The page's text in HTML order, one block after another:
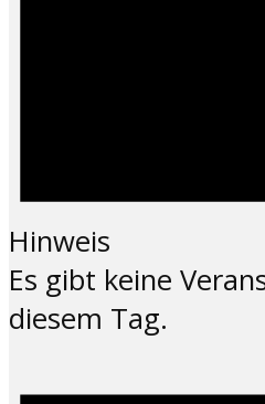
Hinweis
Es gibt keine
diesem Tag.